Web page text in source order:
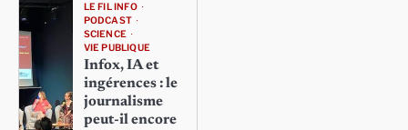
LE FIL INFO
PODCAST
SCIENCE
VIE PUBLIQUE
Infox, IA et
ingérences : le
journalisme
peut-il encore